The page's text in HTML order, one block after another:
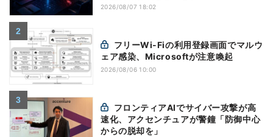
2026/08/07 18:02
ェア感染、Microsoftが注意喚起
2026/08/06 10:00
速化、アクセンチュアが警鐘「防御中心
からの脱却を」